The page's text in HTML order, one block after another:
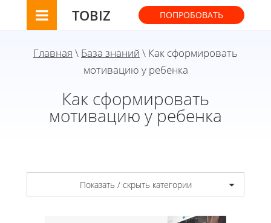
TOBIZ ПОПРОБОВАТЬ
Главная \ База знаний \ Как сформировать
мотивацию у ребенка
Как сформировать
мотивацию у ребенка
Показать / скрыть категории